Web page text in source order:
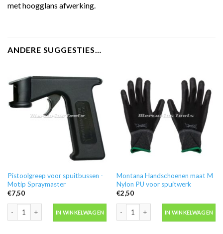
met hoogglans afwerking.
ANDERE SUGGESTIES…
Pistoolgreep voor spuitbussen -
Motip Spraymaster
€7,50
Pistoolgreep voor spuitbussen -Motip Spraymaster aantal
IN WINKELWAGEN
Montana Handschoenen maat M
Nylon PU voor spuitwerk
€2,50
Montana Handschoenen maat M
IN WINKELWAGEN